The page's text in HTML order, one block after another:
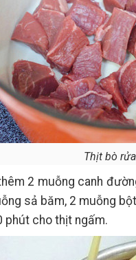
Thịt bò
2 muỗng canh
sả băm, 2 muỗng
phút cho thịt ngấm.